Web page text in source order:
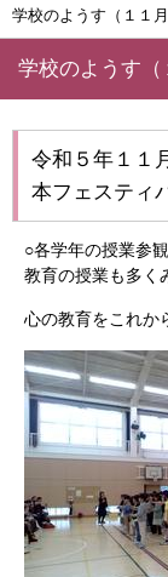
学校のようす（１１
学校のようす（
令和５年１１
本フェスティ
○各学年の授業参
教育の授業も多く
心の教育をこれか